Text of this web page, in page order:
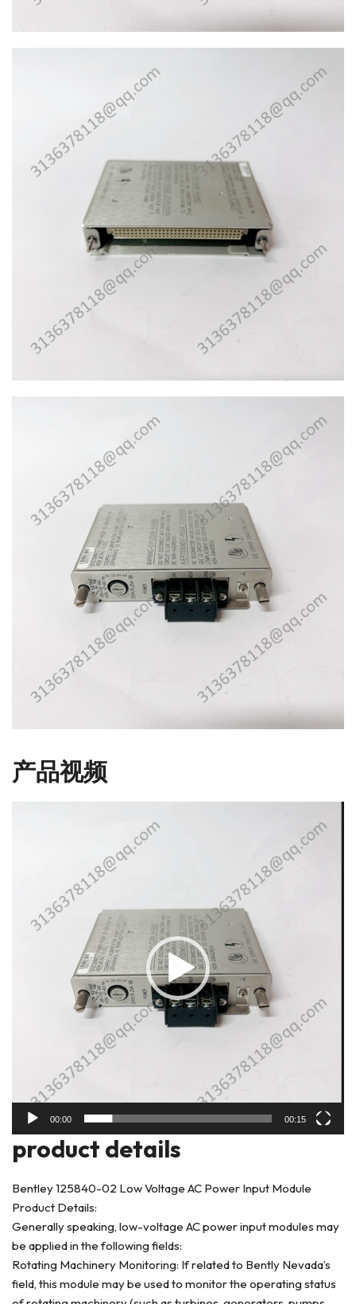
产品视频
00:00 00:15
product details
Bentley 125840-02 Low Voltage AC Power Input Module
Product Details:
Generally speaking, low-voltage AC power input modules may
be applied in the following fields:
Rotating Machinery Monitoring: If related to Bently Nevada’s
field, this module may be used to monitor the operating status